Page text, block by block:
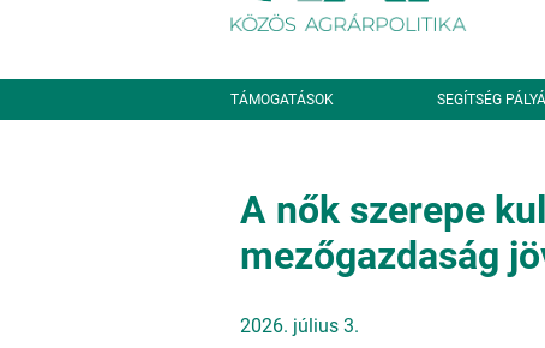
Másodlagos navigáció
TÁMOGATÁSOK SEGÍTSÉG
A nők szerepe
mezőgazdaság
2026. július 3.